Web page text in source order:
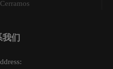
我们